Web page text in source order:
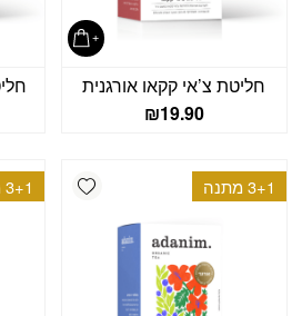
חליטת צ’אי קקאו אורגנית
₪19.90
Add wishlist 3+1 מתנה 3+1 מתנה